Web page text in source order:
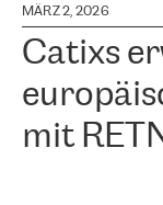
MÄRZ 2, 2026
Catixs
mit